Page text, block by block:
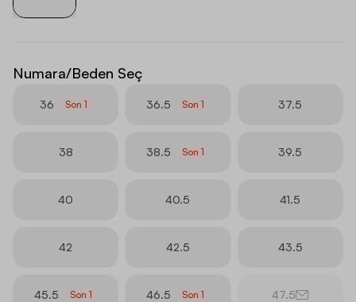
Numara/Beden Seç
36 Son 1 36.5 Son1 37.5
38 38.5 Son1 39.5
40 40.5 41.5
42 42.5 43.5
45.5 Son1 46.5 Son1 47.5